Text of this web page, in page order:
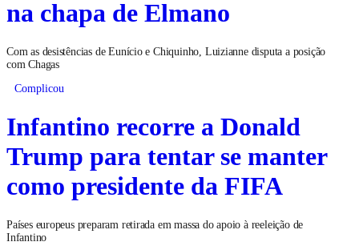
na chapa de Elmano
Com as desistências de Eunício e Chiquinho, Luizianne disputa a posição
com Chagas
Complicou
Infantino recorre a Donald
Trump para tentar se manter
como presidente da FIFA
Países europeus preparam retirada em massa do apoio à reeleição de
Infantino